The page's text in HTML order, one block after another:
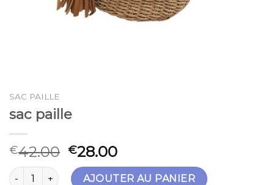
SAC PAILLE
sac paille
€42.00 €28.00
quantité de sac pailleAJOUTER AU PANIER